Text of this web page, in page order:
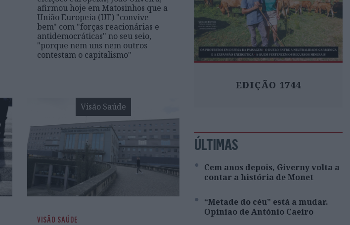
afirmou hoje em Matosinhos que a
União Europeia (UE) "convive
bem" com "forças reacionárias e
antidemocráticas" no seu seio,
"porque nem uns nem outros
contestam o capitalismo"
Visão Saúde
VISÃO SAÚDE
EDIÇÃO 1744
ÚLTIMAS
Cem anos depois, Giverny volta a
contar a história de Monet
“Metade do céu” está a mudar.
Opinião de António Caeiro